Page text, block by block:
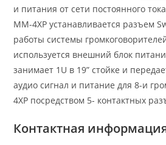
и питания от сети постоянного
МM-4ХP устанавливается разъем
работы системы
используется внешний блок
занимает 1U в 19” стойке и
аудио сигнал и питание для 8-и
4ХP посредством 5- контактных
Контактная